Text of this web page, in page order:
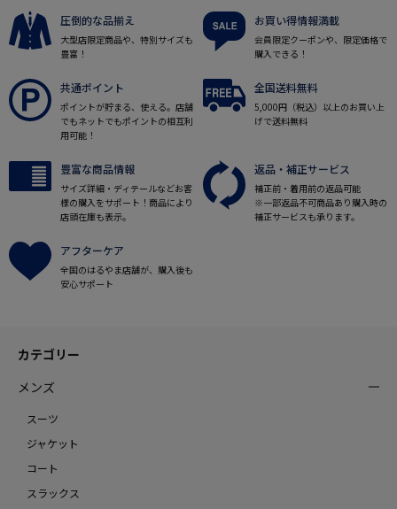
圧倒的な品揃え
大型店限定商品や、特別サイズも
豊富！
お買い得情報満載
会員限定クーポンや、限定価格で
購入できる！
共通ポイント
ポイントが貯まる、使える。店舗
でもネットでもポイントの相互利
用可能！
全国送料無料
5,000円（税込）以上のお買い上
げで送料無料
豊富な商品情報
サイズ詳細・ディテールなどお客
様の購入をサポート！商品により
店頭在庫も表示。
返品・補正サービス
補正前・着用前の返品可能
※一部返品不可商品あり購入時の
補正サービスも承ります。
アフターケア
全国のはるやま店舗が、購入後も
安心サポート
カテゴリー
メンズ
スーツ
ジャケット
コート
スラックス